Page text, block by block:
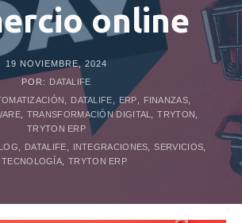
online
19 NOVIEMBRE, 2024
POR: DATALIFE
DATALIFE ERP FINANZAS,
, TRANSFORMACIÓN DIGITAL ,TRYTON
TRYTON ERP
DATALIFE INTEGRACIONES ,SERVICIOS
TECNOLOGÍA
TRYTON ERP